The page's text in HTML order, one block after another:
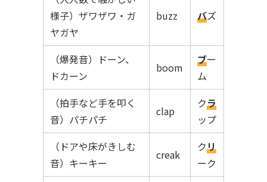
様子）ザワザワ・ガ
ヤガヤ
buzz バズ
（爆発音）ドーン、
ドカーン
boom
ブー
ム
（拍手など手を叩く
音）パチパチ
clap
クラ
ップ
（ドアや床がきしむ
音）キーキー
creak
クリ
ーク